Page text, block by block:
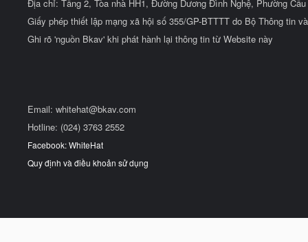
Địa chỉ: Tầng 2, Tòa nhà HH1, Đường Dương Đình Nghệ, Phường
Giấy phép thiết lập mạng xã hội số 355/GP-BTTTT do Bộ Thông tin
Ghi rõ 'nguồn Bkav' khi phát hành lại thông tin từ Website này
Email: whitehat@bkav.com
Hotline: (024) 3763 2552
Facebook: WhiteHat
Quy định và điều khoản sử dụng